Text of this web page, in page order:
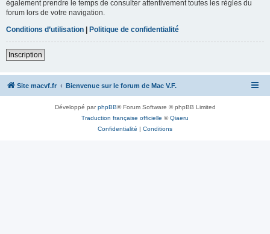
également prendre le temps de consulter attentivement toutes les règles du
forum lors de votre navigation.
Conditions d’utilisation | Politique de confidentialité
Inscription
Site macvf.fr Bienvenue sur le forum de Mac V.F.
Développé parphpBB® Forum Software © phpBB Limited
Traduction française officielle ©Qiaeru
Confidentialité | Conditions